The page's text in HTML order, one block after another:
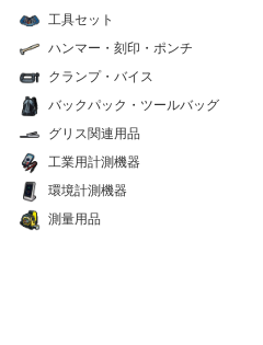
工具セット
ハンマー・刻印・ポンチ
クランプ・バイス
バックパック・ツールバッグ
グリス関連用品
工業用計測機器
環境計測機器
測量用品